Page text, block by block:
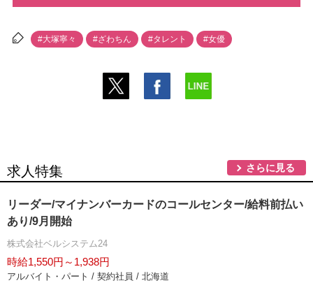
#大塚寧々 #ざわちん #タレント #女優
求人特集 さらに見る
リーダー/マイナンバーカードのコールセンター/給料前払い
あり/9月開始
株式会社ベルシステム24
時給1,550円～1,938円
アルバイト・パート / 契約社員 / 北海道